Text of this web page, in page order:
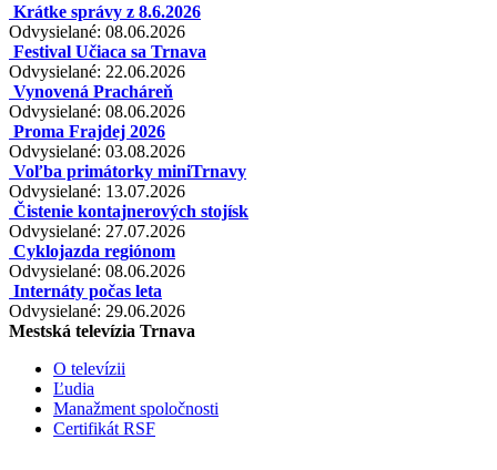
Krátke správy z 8.6.2026
Odvysielané: 08.06.2026
Festival Učiaca sa Trnava
Odvysielané: 22.06.2026
Vynovená Pracháreň
Odvysielané: 08.06.2026
Proma Frajdej 2026
Odvysielané: 03.08.2026
Voľba primátorky miniTrnavy
Odvysielané: 13.07.2026
Čistenie kontajnerových stojísk
Odvysielané: 27.07.2026
Cyklojazda regiónom
Odvysielané: 08.06.2026
Internáty počas leta
Odvysielané: 29.06.2026
Mestská televízia Trnava
O televízii
Ľudia
Manažment spoločnosti
Certifikát RSF